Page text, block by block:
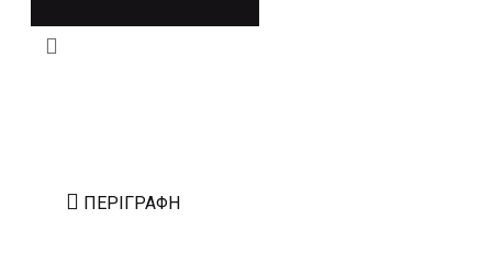
ΠΕΡΙΓΡΑΦΉ